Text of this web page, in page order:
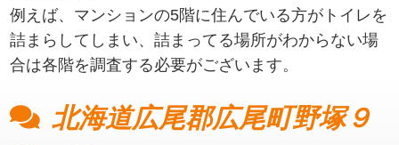
例えば、マンションの5階に住んでいる方がトイレを
詰まらしてしまい、詰まってる場所がわからない場
合は各階を調査する必要がございます。
北海道広尾郡広尾町野塚９